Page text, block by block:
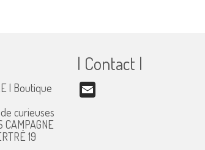
| Boutique
curieuses
CAMPAGNE
19
| Contact |